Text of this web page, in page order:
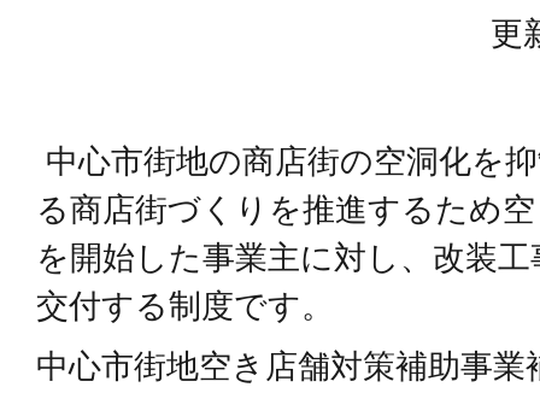
更
中心市街地の商店街の空洞化を
る商店街づくりを推進するため
を開始した事業主に対し、改装
交付する制度です。
中心市街地空き店舗対策補助事